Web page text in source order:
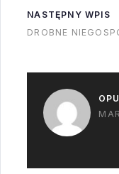
pozostałych lotów?
Atlas V jest
NASTĘPNY WPIS
DROBNE